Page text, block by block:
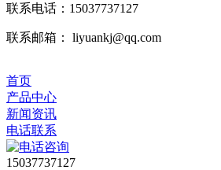
联系电话：15037737127
联系邮箱： liyuankj@qq.com
首页
产品中心
新闻资讯
电话联系
15037737127